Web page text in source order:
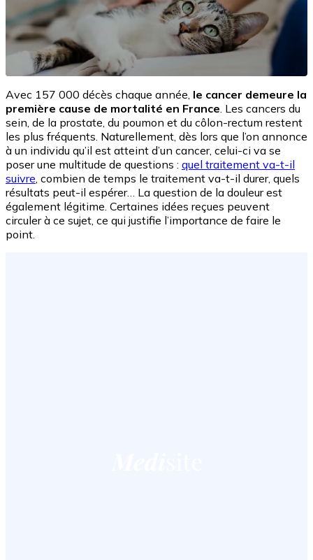
Avec 157 000 décès chaque année, le cancer demeure la
première cause de mortalité en France. Les cancers du
sein, de la prostate, du poumon et du côlon-rectum restent
les plus fréquents. Naturellement, dès lors que l’on annonce
à un individu qu’il est atteint d’un cancer, celui-ci va se
poser une multitude de questions : quel traitement va-t-il
suivre, combien de temps le traitement va-t-il durer, quels
résultats peut-il espérer… La question de la douleur est
également légitime. Certaines idées reçues peuvent
circuler à ce sujet, ce qui justifie l’importance de faire le
point.